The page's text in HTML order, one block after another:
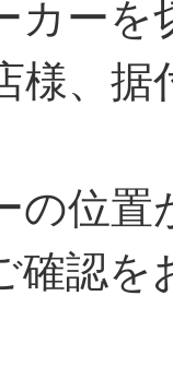
ーを
様、
位置
確認を